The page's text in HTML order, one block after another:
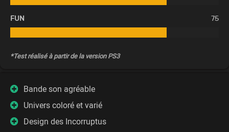
FUN 75
*Test réalisé à partir de la version PS3
Bande son agréable
Univers coloré et varié
Design des Incorruptus